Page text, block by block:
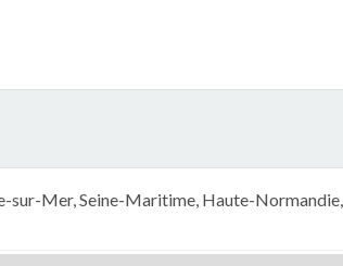
sur-Mer, Seine-Maritime, Haute-